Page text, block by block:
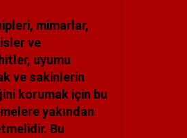
mimarlar,
ve
uyumu
ve sakinlerin
korumak için bu
yakından
Bu